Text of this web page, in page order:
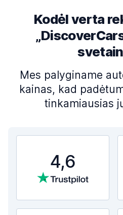
Kodėl verta
Mes palyginame
kainas, kad
tinkamiausias
4,6